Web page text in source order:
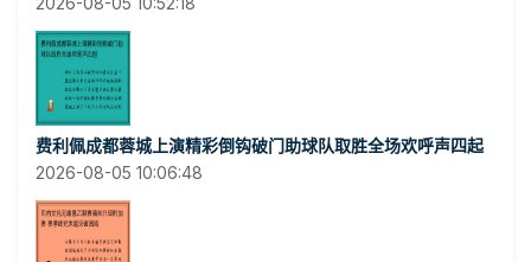
费利佩成都蓉城上演精彩倒钩破门助球队取胜全场欢呼声四起
2026-08-05 10:06:48